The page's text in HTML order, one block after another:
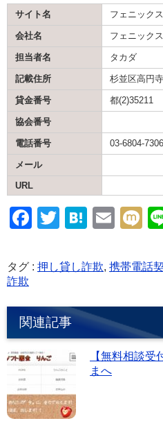
サイト名 フェニックス
会社名 フェニックス
担当者名 タカダ
記載住所 杉並区高円
貸金番号 都(2)35211
協会番号
電話番号 03-6804-7306
メール
URL
F
c
b
o
o
k
T
tt
H
e
a
E
ail
M
タグ : 押し貸し詐欺, 携帯電話
詐欺
関連記事
【無料相談受
まへ